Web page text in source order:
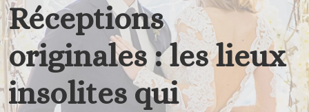
Réceptions
originales : les lieux
insolites qui